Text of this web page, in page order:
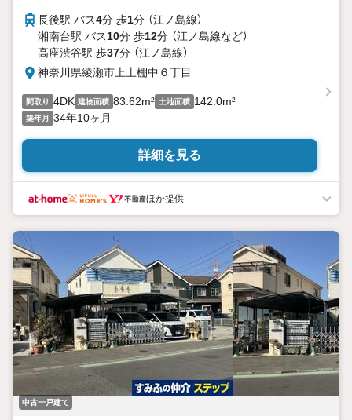
長後駅 バス4分 歩1分 （江ノ島線）
湘南台駅 バス10分 歩12分 （江ノ島線など）
高座渋谷駅 歩37分 （江ノ島線）
神奈川県綾瀬市上土棚中６丁目
間取り 4DK 建物面積 83.62m² 土地面積 142.0m²
築年月 34年10ヶ月
詳細を見る
ほか提供
中古一戸建て